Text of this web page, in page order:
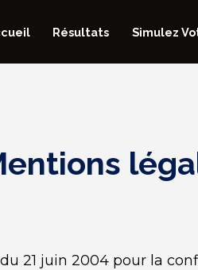
Résultats Simulez
21 juin 2004 pour la